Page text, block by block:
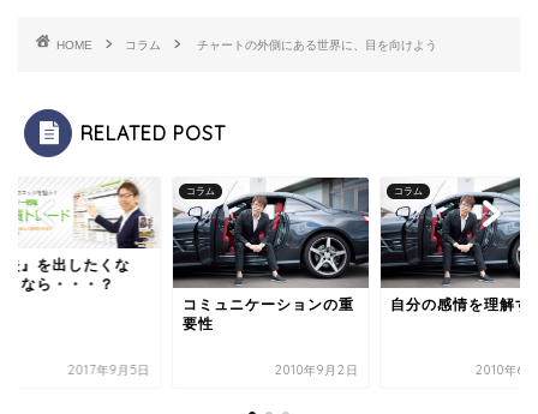
HOME コラム チャートの外側にある世界に、目を向けよう
RELATED POST
失』を出したくな
なら・・・？
2017年9月5日
コラム
コミュニケーションの重
要性
2010年9月2日
コラム
自分の感情を理解す
2010年6